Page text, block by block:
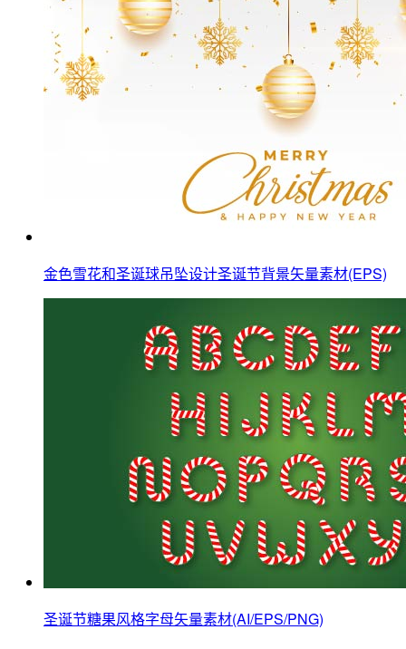
金色雪花和圣诞球吊坠设计圣诞节背景矢量素材(EPS)
圣诞节糖果风格字母矢量素材(AI/EPS/PNG)